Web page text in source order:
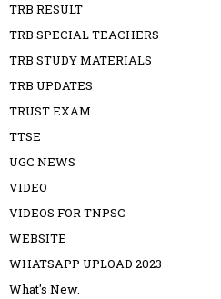
TRB RESULT
TRB SPECIAL TEACHERS
TRB STUDY MATERIALS
TRB UPDATES
TRUST EXAM
TTSE
UGC NEWS
VIDEO
VIDEOS FOR TNPSC
WEBSITE
WHATSAPP UPLOAD 2023
What's New.